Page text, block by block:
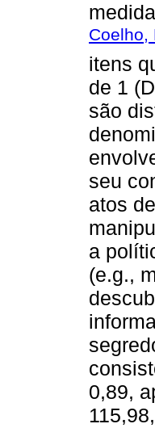
Coelho,
itens
de 1
são
seu
atos
a
(e.g.,
0,89,